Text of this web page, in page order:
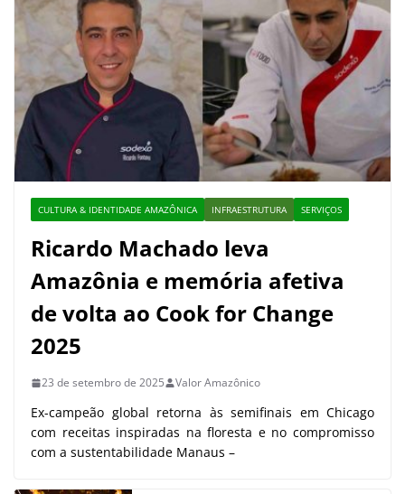
CULTURA & IDENTIDADE AMAZÔNICA INFRAESTRUTURA SERVIÇOS
Ricardo Machado leva
Amazônia e memória afetiva
de volta ao Cook for Change
2025
23 de setembro de 2025 Valor Amazônico
Ex-campeão global retorna às semifinais em Chicago
com receitas inspiradas na floresta e no compromisso
com a sustentabilidade Manaus –